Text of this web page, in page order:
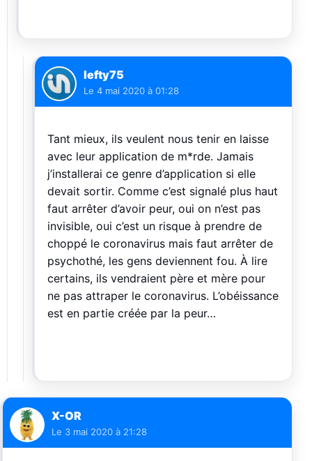
lefty75
Le 4 mai 2020 à 01:28
Tant mieux, ils veulent nous tenir en laisse
avec leur application de m*rde. Jamais
j’installerai ce genre d’application si elle
devait sortir. Comme c’est signalé plus haut
faut arrêter d’avoir peur, oui on n’est pas
invisible, oui c’est un risque à prendre de
choppé le coronavirus mais faut arrêter de
psychothé, les gens deviennent fou. À lire
certains, ils vendraient père et mère pour
ne pas attraper le coronavirus. L’obéissance
est en partie créée par la peur…
X-OR
Le 3 mai 2020 à 21:28